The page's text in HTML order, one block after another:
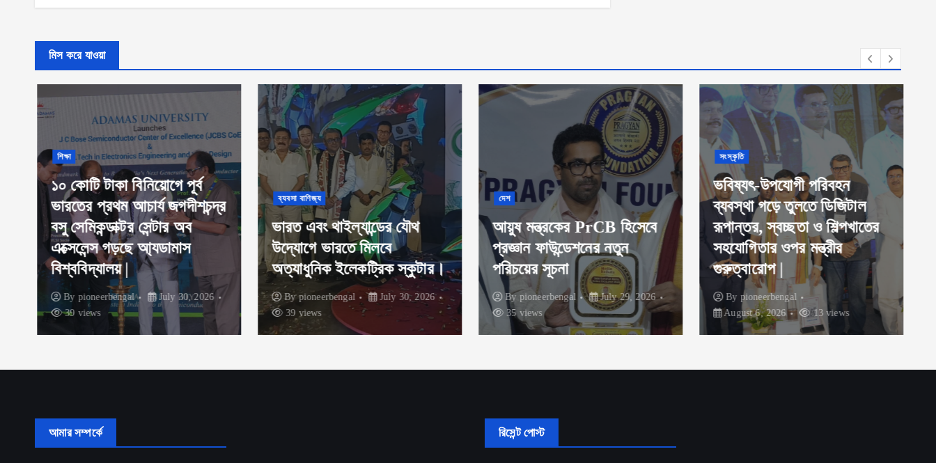
মিস করে যাওয়া
শিক্ষা
১০ কোটি টাকা বিনিয়োগে পূর্ব
ভারতের প্রথম আচার্য জগদীশচন্দ্র
বসু সেমিকন্ডাক্টর সেন্টার অব
এক্সেলেন্স গড়ছে আ্যডামাস
বিশ্ববিদ্যালয় |
By pioneerbengal
July 30, 2026
39 views
ব্যবসা বাণিজ্য
ভারত এবং থাইল্যান্ডের যৌথ
উদ্যোগে ভারতে মিলবে
অত্যাধুনিক ইলেকট্রিক স্কুটার।
Bypioneerbengal
July 30, 2026
39 views
দেশ
আয়ুষ মন্ত্রকের PrCB হিসেবে
প্রজ্ঞান ফাউন্ডেশনের নতুন
পরিচয়ের সূচনা
By pioneerbengal
July 29, 2026
35 views
সংস্কৃতি
ভবিষ্যৎ-উপযোগী পরিবহন
ব্যবস্থা গড়ে তুলতে ডিজিটাল
রূপান্তর, স্বচ্ছতা ও শিল্পখাতের
সহযোগিতার ওপর মন্ত্রীর
গুরুত্বারোপ |
By pioneerbengal
August 6, 2026
13 views
আমার সম্পর্কে রিসেন্ট পোস্ট